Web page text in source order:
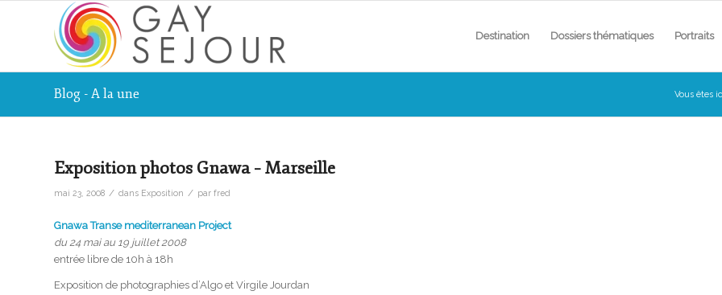
Destination Dossiers thématiques Portraits
Blog - A la une Vous êtes
Exposition photos Gnawa – Marseille
mai 23, 2008 / dans Exposition / par fred
Gnawa Transe mediterranean Project
du 24 mai au 19 juillet 2008
entrée libre de 10h à 18h
Exposition de photographies d’Algo et Virgile Jourdan